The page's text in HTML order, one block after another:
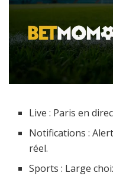
Live : Paris en
Notifications :
réel.
Sports : Large